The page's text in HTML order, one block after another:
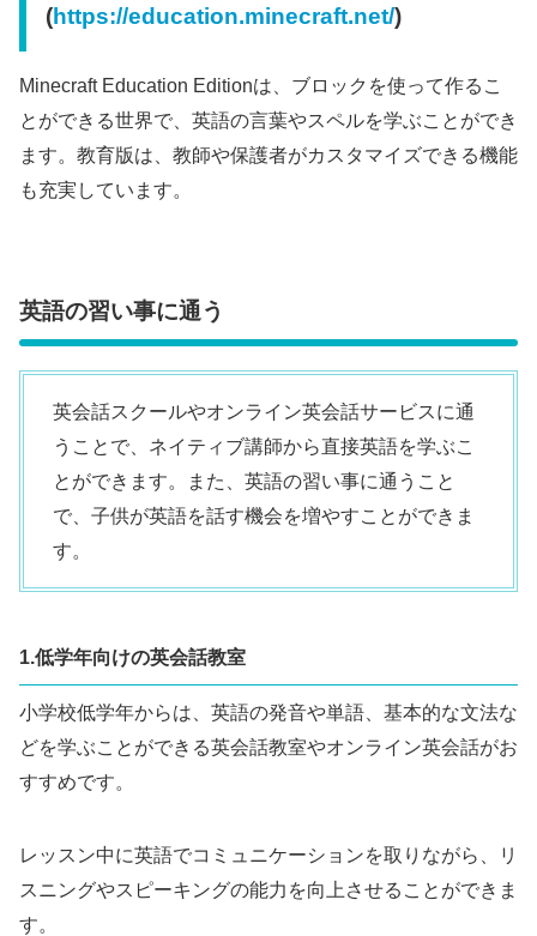
(https://education.minecraft.net/)
Minecraft Education Editionは、ブロックを使って作るこ
とができる世界で、英語の言葉やスペルを学ぶことができ
ます。教育版は、教師や保護者がカスタマイズできる機能
も充実しています。
英語の習い事に通う
英会話スクールやオンライン英会話サービスに通
うことで、ネイティブ講師から直接英語を学ぶこ
とができます。また、英語の習い事に通うこと
で、子供が英語を話す機会を増やすことができま
す。
1.低学年向けの英会話教室
小学校低学年からは、英語の発音や単語、基本的な文法な
どを学ぶことができる英会話教室やオンライン英会話がお
すすめです。
レッスン中に英語でコミュニケーションを取りながら、リ
スニングやスピーキングの能力を向上させることができま
す。